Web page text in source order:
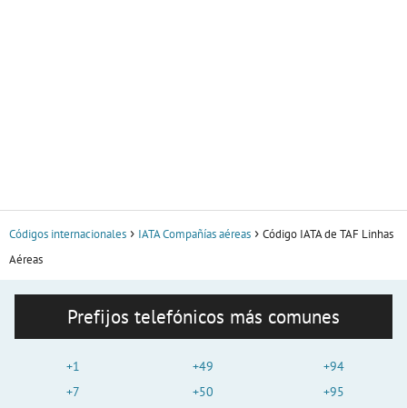
Códigos internacionales IATA Compañías aéreas
Código IATA de TAF Linhas
Aéreas
Prefijos telefónicos más comunes
+1
+7
+49
+50
+94
+95